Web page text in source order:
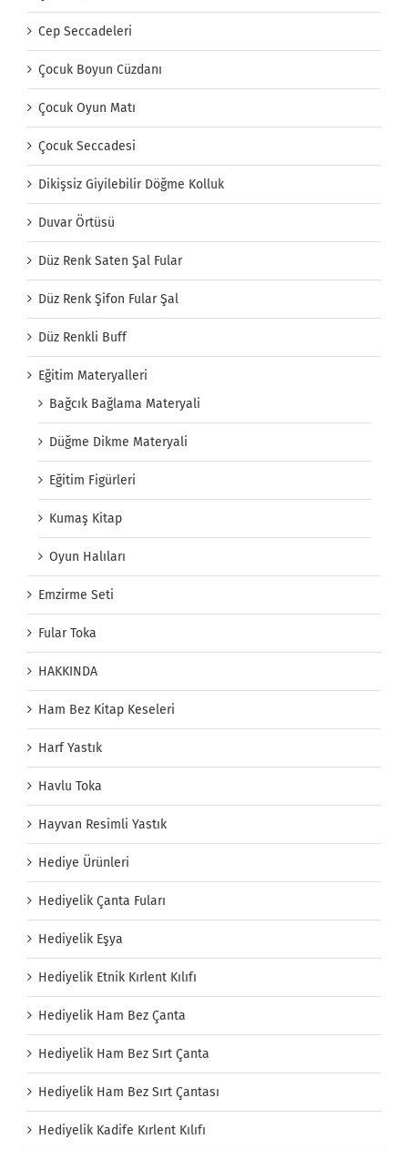
Cep Seccadeleri
Çocuk Boyun Cüzdanı
Çocuk Oyun Matı
Çocuk Seccadesi
Dikişsiz Giyilebilir Döğme Kolluk
Duvar Örtüsü
Düz Renk Saten Şal Fular
Düz Renk Şifon Fular Şal
Düz Renkli Buff
Eğitim Materyalleri
Bağcık Bağlama Materyali
Düğme Dikme Materyali
Eğitim Figürleri
Kumaş Kitap
Oyun Halıları
Emzirme Seti
Fular Toka
HAKKINDA
Ham Bez Kitap Keseleri
Harf Yastık
Havlu Toka
Hayvan Resimli Yastık
Hediye Ürünleri
Hediyelik Çanta Fuları
Hediyelik Eşya
Hediyelik Etnik Kırlent Kılıfı
Hediyelik Ham Bez Çanta
Hediyelik Ham Bez Sırt Çanta
Hediyelik Ham Bez Sırt Çantası
Hediyelik Kadife Kırlent Kılıfı